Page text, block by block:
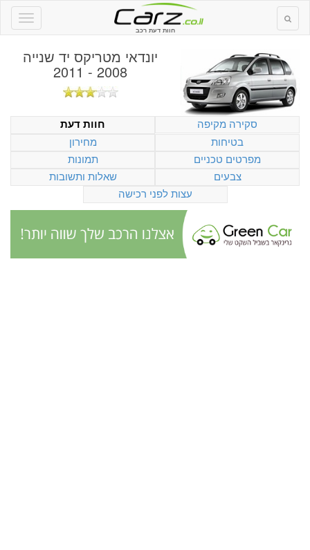
חוות דעת רכב
יונדאי מטריקס יד שנייה
2008 - 2011
סקירה מקיפה
חוות דעת
בטיחות
מחירון
מפרטים טכניים
תמונות
צבעים
שאלות ותשובות
עצות לפני רכישה